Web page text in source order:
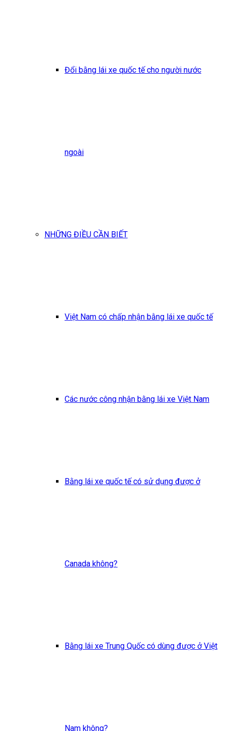
Đổi bằng lái xe quốc tế cho người nước
ngoài
NHỮNG ĐIỀU CẦN BIẾT
Việt Nam có chấp nhận bằng lái xe quốc tế
Các nước công nhận bằng lái xe Việt Nam
Bằng lái xe quốc tế có sử dụng được ở
Canada không?
Bằng lái xe Trung Quốc có dùng được ở Việt
Nam không?